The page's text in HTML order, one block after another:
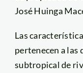
José Huinga
Las
pertenecen a las
subtropical de